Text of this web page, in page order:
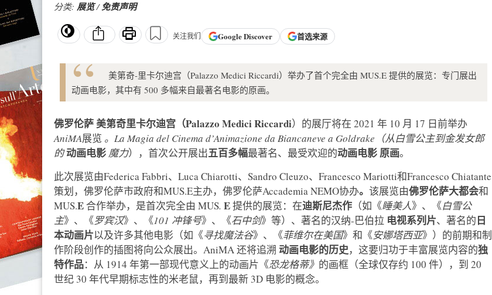
分类: 展览/免责声明
关注我们 GoogleDiscover 首选来源
美第奇-里卡尔迪宫（Palazzo Medici Riccardi）举办了首个完全由 MUS.E 提供的展览：专门展出
动画电影，其中有 500 多幅来自最著名电影的原画。
佛罗伦萨美第奇里卡尔迪宫（Palazzo Medici Riccardi）的展厅将在 2021 年 10 月 17 日前举办
AniMA展览 。La Magia del Cinema d’Animazione da Biancaneve a Goldrake（从白雪公主到金发女郎
的 动画电影 魔力），首次公开展出五百多幅最著名、最受欢迎的动画电影原画。
此次展览由Federica Fabbri、Luca Chiarotti、Sandro Cleuzo、Francesco Mariotti和Francesco Chiatante
策划，佛罗伦萨市政府和MUS.E主办，佛罗伦萨Accademia NEMO协办。 该展览由佛罗伦萨大都会和
MUS.E 合作举办，是首次完全由 MUS. E提供的展览：在迪斯尼杰作 （如《睡美人》、《白雪公
主》、《罗宾汉》、《101 冲锋号》、《石中剑》等）、著名的汉纳-巴伯拉 电视系列片、著名的日
本动画片以及许多其他电影（如《寻找魔法谷》、《菲维尔在美国》和《安娜塔西亚》）的前期和制
作阶段创作的插图将向公众展出。AniMA 还将追溯 动画电影的历史，这要归功于丰富展览内容的独
特作品：从 1914 年第一部现代意义上的动画片《恐龙格蒂》 的画框（全球仅存约 100 件），到 20
世纪 30 年代早期标志性的米老鼠，再到最新 3D 电影的概念。